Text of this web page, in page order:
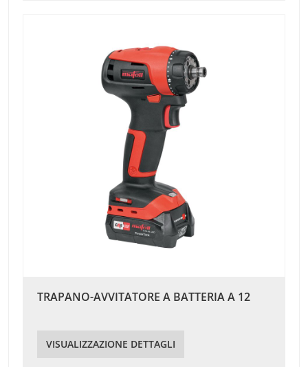
TRAPANO-AVVITATORE A BATTERIA A 12
VISUALIZZAZIONE DETTAGLI